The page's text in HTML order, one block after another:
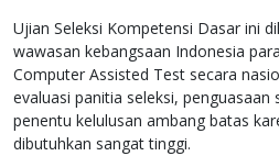
Ujian Seleksi Kompetensi Dasar ini
wawasan kebangsaan Indonesia
Computer Assisted Test secara
evaluasi panitia seleksi, penguasaan
penentu kelulusan ambang batas
dibutuhkan sangat tinggi.